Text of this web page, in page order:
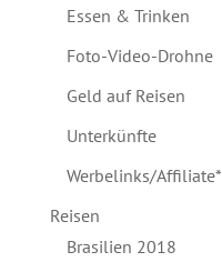
Essen & Trinken
Foto-Video-Drohne
Geld auf Reisen
Unterkünfte
Werbelinks/Affiliate*
Reisen
Brasilien 2018